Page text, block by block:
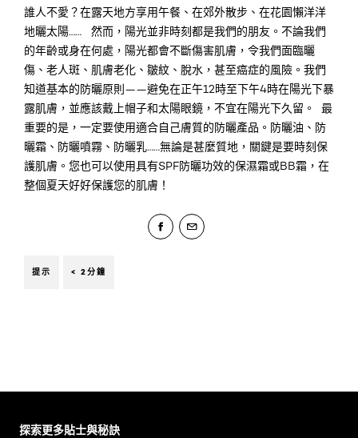
誰人不愛？在露天地方享用午餐、在郊外散步、在花園懶洋洋
地曬太陽…… 然而，陽光並非時刻都是我們的朋友。不論我們
的年齡或身在何處，陽光都會不斷傷害肌膚，令我們面臨曬
傷、老人斑、肌膚老化、皺紋、脫水，甚至癌症的風險。我們
知道基本的防曬原則——避免在正午12時至下午4時在陽光下暴
露肌膚，並應該戴上帽子和太陽眼鏡，不宜在陽光下久留。 最
重要的是，一定要使用適合自己膚質的防曬產品。防曬油、防
曬霜、防曬噴霧、防曬乳……無論是甚麼質地，關鍵是要時刻保
護肌膚。您也可以使用具有SPF防曬功效的保濕霜或BB霜，在
整個夏天好好保護您的肌膚！
提示 < 2分鐘
探索更多貼士與秘訣